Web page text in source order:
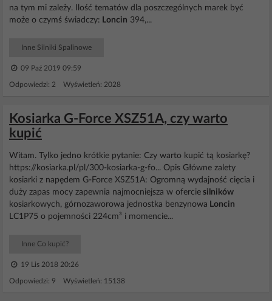
na tym mi zależy. Ilość tematów dla poszczególnych marek być
może o czymś świadczy: Loncin 394,...
Inne Silniki Spalinowe
09 Paź 2019 09:59
Odpowiedzi: 2 Wyświetleń: 2028
Kosiarka G-Force XSZ51A, czy warto
kupić
Witam. Tylko jedno krótkie pytanie: Czy warto kupić tą kosiarkę?
https://kosiarka.pl/pl/300-kosiarka-g-fo... Opis Główne zalety
kosiarki z napędem G-Force XSZ51A: Ogromną wydajność cięcia i
duży zapas mocy zapewnia najmocniejsza w ofercie silników
kosiarkowych, górnozaworowa jednostka benzynowa Loncin
LC1P75 o pojemności 224cm³ i momencie...
Inne Co kupić?
19 Lis 2018 20:26
Odpowiedzi: 9 Wyświetleń: 15138